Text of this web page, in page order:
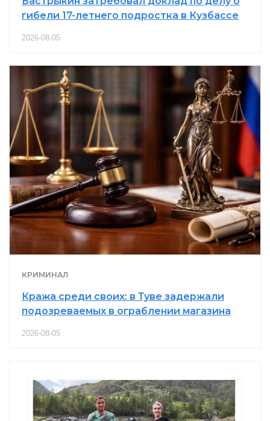
гибели 17-летнего подростка в Кузбассе
2026-08-05
КРИМИНАЛ
Кража среди своих: в Туве задержали
подозреваемых в ограблении магазина
2026-08-05